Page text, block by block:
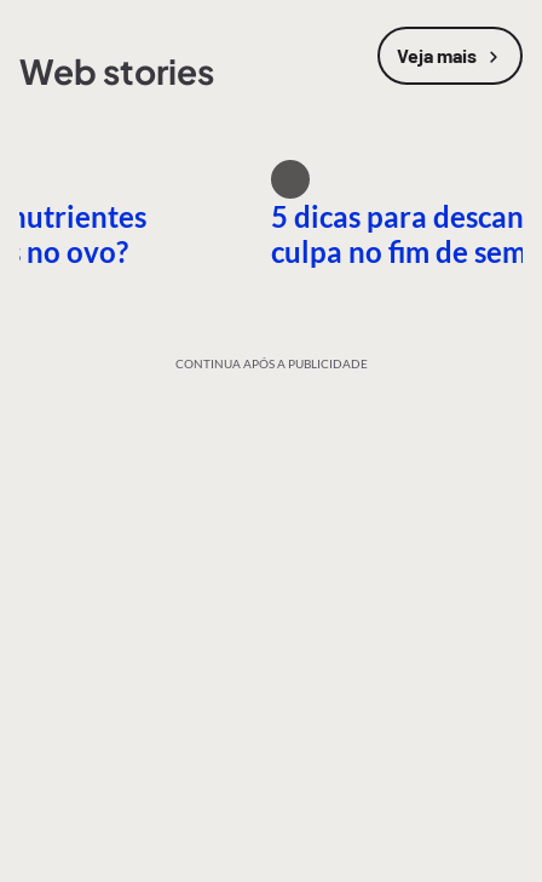
Web stories Veja mais
nutrientes
no ovo?
5 dicas para
culpa no fim de
CONTINUA APÓS A PUBLICIDADE